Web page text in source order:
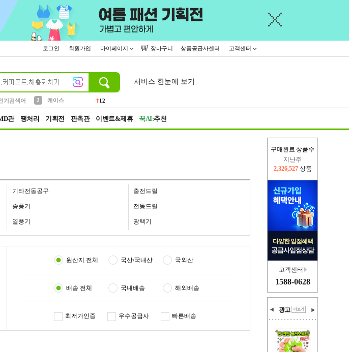
로그인 회원가입 마이페이지 장바구니 상품공급사센터 고객센터
기검색어
2
케이스
12
서비스 한눈에 보기
관 땡처리 기획전 판촉관 이벤트&제휴 꾹AI:추천
구매완료 상품수
2,326,527상품
이번주
2,247,999 상품
다양한 입점혜택
공급사입점상담
고객센터
1588-0628
광고
기타전동공구 충전드릴
송풍기 전동드릴
열풍기 광택기
원산지 전체 국산/국내산 국외산
배송 전체 국내배송 해외배송
최저가인증 우수공급사 빠른배송